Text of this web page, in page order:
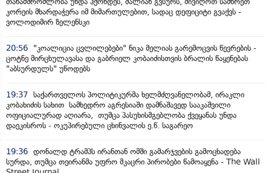
კორეის მხარდაჭერა იმ მიმართულებით, სადაც დეფიციტი გვაქვს -
ვოლოდიმირ ზელენსკი
20:56
"კოალიცია ცვლილებები" ნიკა მელიას გარემოცვის წევრების -
ცოტნე მირცხულავასა და გაბრიელ კობაიძისთვის ბრალის წაყენებას
"აბსურდულს" უწოდებს
19:37 საქართველოს პოლიტიკურმა ხელმძღვანელობამ, ირაკლი
კობახიძის სახით სამხედრო აგრესიაში დამნაშავედ სააკაშვილი
ოფიციალურად აღიარა, თუმცა პასუხისმგებლობა ქვეყანას უნდა
დაეკისროს - ოკუპირებული ცხინვალის ე.წ. საგარეო
19:36 დონალდ ტრამპს ირანთან ომში გამარჯვების გამოცხადება
სურდა, თუმცა თეირანმა უფრო მკაცრი პირობები წამოაყენა - The Wall